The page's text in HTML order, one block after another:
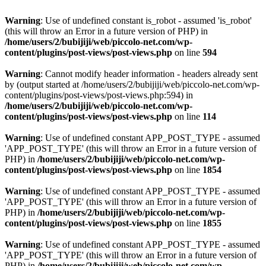
Warning: Use of undefined constant is_robot - assumed 'is_robot'
(this will throw an Error in a future version of PHP) in
/home/users/2/bubijiji/web/piccolo-net.com/wp-
content/plugins/post-views/post-views.php on line 594
Warning: Cannot modify header information - headers already sent
by (output started at /home/users/2/bubijiji/web/piccolo-net.com/wp-
content/plugins/post-views/post-views.php:594) in
/home/users/2/bubijiji/web/piccolo-net.com/wp-
content/plugins/post-views/post-views.php on line 114
Warning: Use of undefined constant APP_POST_TYPE - assumed
'APP_POST_TYPE' (this will throw an Error in a future version of
PHP) in /home/users/2/bubijiji/web/piccolo-net.com/wp-
content/plugins/post-views/post-views.php on line 1854
Warning: Use of undefined constant APP_POST_TYPE - assumed
'APP_POST_TYPE' (this will throw an Error in a future version of
PHP) in /home/users/2/bubijiji/web/piccolo-net.com/wp-
content/plugins/post-views/post-views.php on line 1855
Warning: Use of undefined constant APP_POST_TYPE - assumed
'APP_POST_TYPE' (this will throw an Error in a future version of